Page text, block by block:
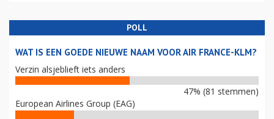
POLL
WAT IS EEN GOEDE NIEUWE NAAM VOOR AIR FRANCE-KLM?
Verzin alsjeblieft iets anders
47% (81 stemmen)
European Airlines Group (EAG)